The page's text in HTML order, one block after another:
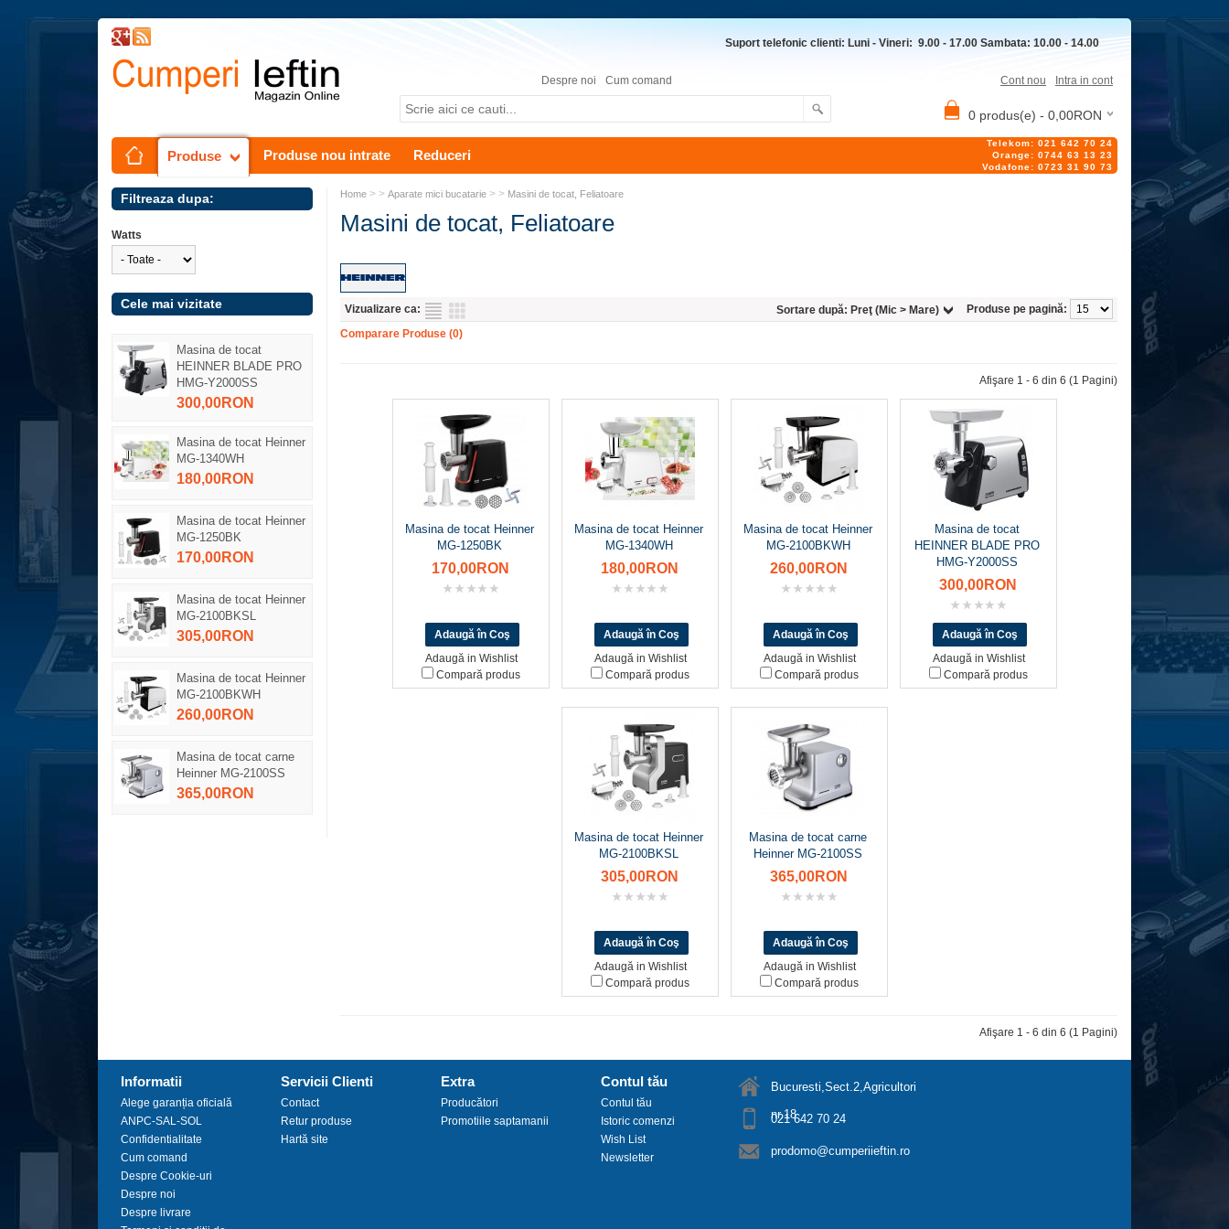
Suport telefonic clienti: Luni - Vineri: 9.00 - 17.00 Sambata: 10.00 - 14.00
Despre noi Cum comand Cont nou Intra in cont
0 produs(e) - 0,00RON
Produse Produse nou intrate Reduceri
Telekom: 021 642 70 24
Orange: 0744 63 13 23
Vodafone: 0723 31 90 73
Filtreaza dupa:
Watts
Cele mai vizitate
Masina de tocat
HEINNER BLADE PRO
HMG-Y2000SS
300,00RON
Masina de tocat Heinner
MG-1340WH
180,00RON
Masina de tocat Heinner
MG-1250BK
170,00RON
Masina de tocat Heinner
MG-2100BKSL
305,00RON
Masina de tocat Heinner
MG-2100BKWH
260,00RON
Masina de tocat carne
Heinner MG-2100SS
365,00RON
Home > > Aparate mici bucatarie > > Masini de tocat, Feliatoare
Masini de tocat, Feliatoare
Vizualizare ca: Produse pe pagină:
Sortare după: Preţ (Mic > Mare)
Comparare Produse (0)
Afişare 1 - 6 din 6 (1 Pagini)
Masina de tocat Heinner
MG-1250BK
170,00RON
Adaugă in Wishlist
Compară produs
Masina de tocat Heinner
MG-1340WH
180,00RON
Adaugă in Wishlist
Compară produs
Masina de tocat Heinner
MG-2100BKWH
260,00RON
Adaugă in Wishlist
Compară produs
Masina de tocat
HEINNER BLADE PRO
HMG-Y2000SS
300,00RON
Adaugă in Wishlist
Compară produs
Masina de tocat Heinner
MG-2100BKSL
305,00RON
Adaugă in Wishlist
Compară produs
Masina de tocat carne
Heinner MG-2100SS
365,00RON
Adaugă in Wishlist
Compară produs
Afişare 1 - 6 din 6 (1 Pagini)
Informatii
Alege garanția oficială
ANPC-SAL-SOL
Confidentialitate
Cum comand
Despre Cookie-uri
Despre noi
Despre livrare
Servicii Clienti
Contact
Retur produse
Hartă site
Extra
Producători
Promotiile saptamanii
Contul tău
Contul tău
Istoric comenzi
Wish List
Newsletter
Bucuresti,Sect.2,Agricultori
nr.18
021 642 70 24
prodomo@cumperiieftin.ro